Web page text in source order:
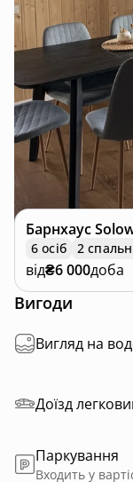
Барнхаус
6 осіб 2
від₴6 000доба
Вигоди
Вигляд на
Доїзд
Паркування
Входить у